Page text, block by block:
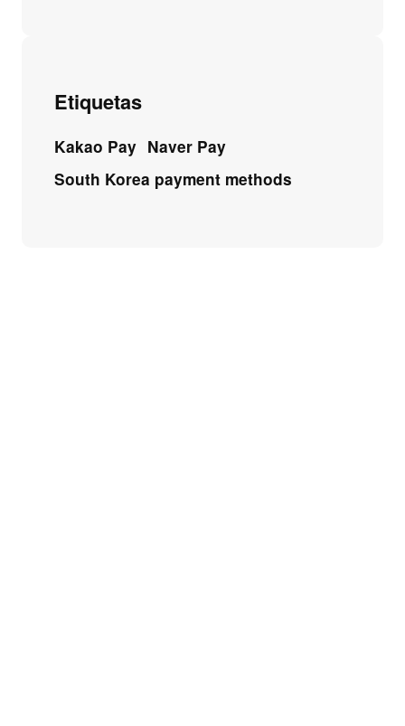
Etiquetas
Kakao Pay Naver Pay
South Korea payment methods